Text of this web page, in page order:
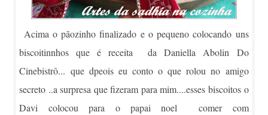
Acima o pãozinho finalizado e o pequeno colocando uns
biscoitinnhos que é receita da Daniella Abolin Do
Cinebistrô... que dpeois eu conto o que rolou no amigo
secreto ..a surpresa que fizeram para mim....esses biscoitos o
Davi colocou para o papai noel comer com